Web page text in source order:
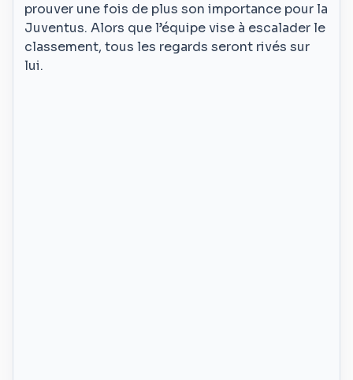
prouver une fois de plus son importance pour la
Juventus. Alors que l’équipe vise à escalader le
classement, tous les regards seront rivés sur
lui.